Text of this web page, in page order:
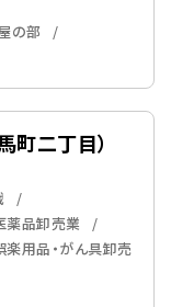
の部
町二丁目）
薬品卸売業
用品・がん具卸売